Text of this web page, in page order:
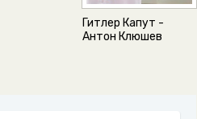
Гитлер Капут -
Антон Клюшев